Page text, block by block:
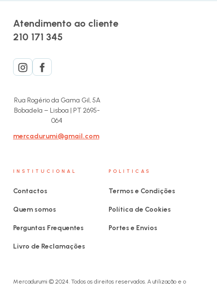
Atendimento ao cliente
210 171 345
Rua Rogério da Gama Gil, 5A
Bobadela – Lisboa | PT 2695-
064
mercadurumi@gmail.com
INSTITUCIONAL
Contactos
Quem somos
Perguntas Frequentes
Livro de Reclamações
POLITICAS
Termos e Condições
Política de Cookies
Portes e Envios
Mercadurumi © 2024. Todos os direitos reservados. A utilização e o